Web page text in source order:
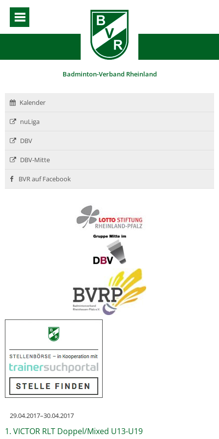
Badminton-Verband Rheinland
Kalender
nuLiga
DBV
DBV-Mitte
BVR auf Facebook
29.04.2017–30.04.2017
1. VICTOR RLT Doppel/Mixed U13-U19